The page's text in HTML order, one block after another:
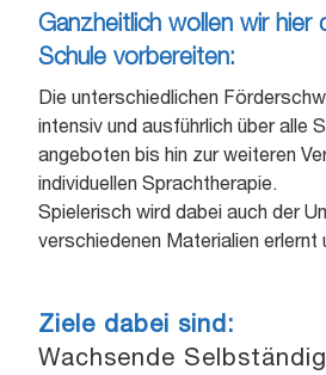
Ganzheitlich wollen wir hier
Schule vorbereiten:
Die unterschiedlichen
intensiv und ausführlich über alle
angeboten bis hin zur weiteren
individuellen Sprachtherapie.
Spielerisch wird dabei auch der
verschiedenen Materialien erlernt
Ziele dabei sind:
Wachsende